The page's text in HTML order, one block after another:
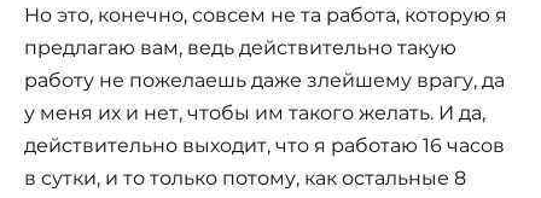
Но это, конечно, совсем не та работа, которую я
предлагаю вам, ведь действительно такую
работу не пожелаешь даже злейшему врагу, да
у меня их и нет, чтобы им такого желать. И да,
действительно выходит, что я работаю 16 часов
в сутки, и то только потому, как остальные 8